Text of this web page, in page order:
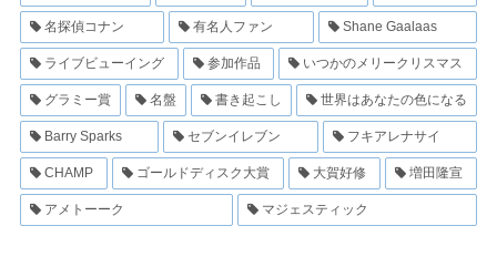
名探偵コナン 有名人ファン Shane Gaalaas
ライブビューイング 参加作品 いつかのメリークリスマス
グラミー賞 名盤 書き起こし 世界はあなたの色になる
Barry Sparks セブンイレブン フキアレナサイ
CHAMP ゴールドディスク大賞 大賀好修 増田隆宣
アメトーーク マジェスティック